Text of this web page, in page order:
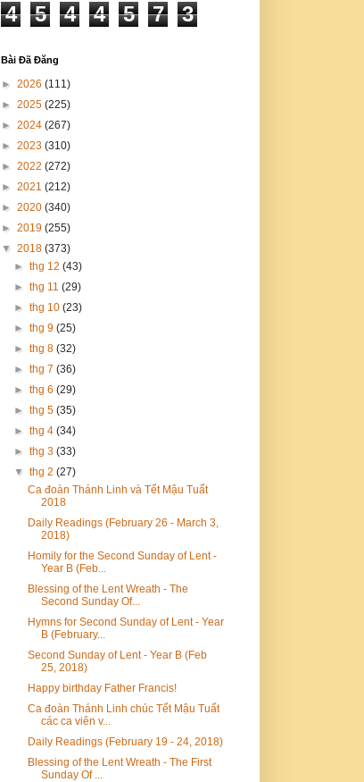
4 5 4 4 5 7 3
Bài Đã Đăng
► 2026 (111)
► 2025 (225)
► 2024 (267)
► 2023 (310)
► 2022 (272)
► 2021 (212)
► 2020 (340)
► 2019 (255)
▼ 2018 (373)
►thg 12(43)
►thg 11(29)
►thg 10(23)
►thg 9(25)
►thg 8(32)
►thg 7(36)
►thg 6(29)
►thg 5(35)
►thg 4(34)
►thg 3(33)
▼thg 2(27)
Ca đoàn Thánh Linh và Tết Mậu Tuất
2018
Daily Readings (February 26 - March 3,
2018)
Homily for the Second Sunday of Lent -
Year B (Feb...
Blessing of the Lent Wreath - The
Second Sunday Of...
Hymns for Second Sunday of Lent - Year
B (February...
Second Sunday of Lent - Year B (Feb
25, 2018)
Happy birthday Father Francis!
Ca đoàn Thánh Linh chúc Tết Mậu Tuất
các ca viên v...
Daily Readings (February 19 - 24, 2018)
Blessing of the Lent Wreath - The First
Sunday Of ...